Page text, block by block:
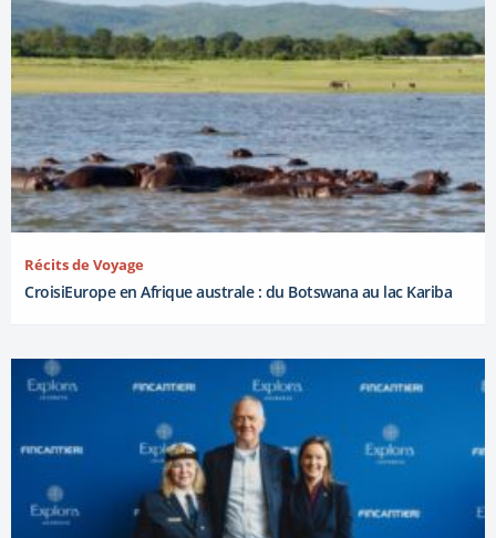
Récits de Voyage
CroisiEurope en Afrique australe : du Botswana au lac Kariba